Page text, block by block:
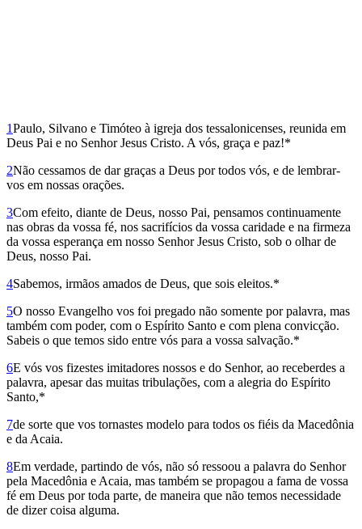
1Paulo, Silvano e Timóteo à igreja dos tessalonicenses, reunida em
Deus Pai e no Senhor Jesus Cristo. A vós, graça e paz!*
2Não cessamos de dar graças a Deus por todos vós, e de lembrar-
vos em nossas orações.
3Com efeito, diante de Deus, nosso Pai, pensamos continuamente
nas obras da vossa fé, nos sacrifícios da vossa caridade e na firmeza
da vossa esperança em nosso Senhor Jesus Cristo, sob o olhar­ de
Deus, nosso Pai.
4Sabemos, irmãos amados de Deus, que sois eleitos.*
5O nosso Evangelho vos foi pregado não somente por palavra, mas
também com poder, com o Espírito Santo e com plena convicção.
Sabeis o que temos sido entre vós para a vossa salvação.*
6E vós vos fizestes imitadores nossos e do Senhor, ao receberdes a
palavra, apesar das muitas tribulações, com a alegria do Espírito
Santo,*
7de sorte que vos tor­nastes modelo para todos os fiéis da Macedônia
e da Acaia.
8Em verdade, partindo de vós, não só ressoou a palavra do Senhor
pela Macedônia e Acaia, mas também se propagou a fama de vossa
fé em Deus por toda parte, de maneira que não temos necessidade
de dizer coisa alguma.